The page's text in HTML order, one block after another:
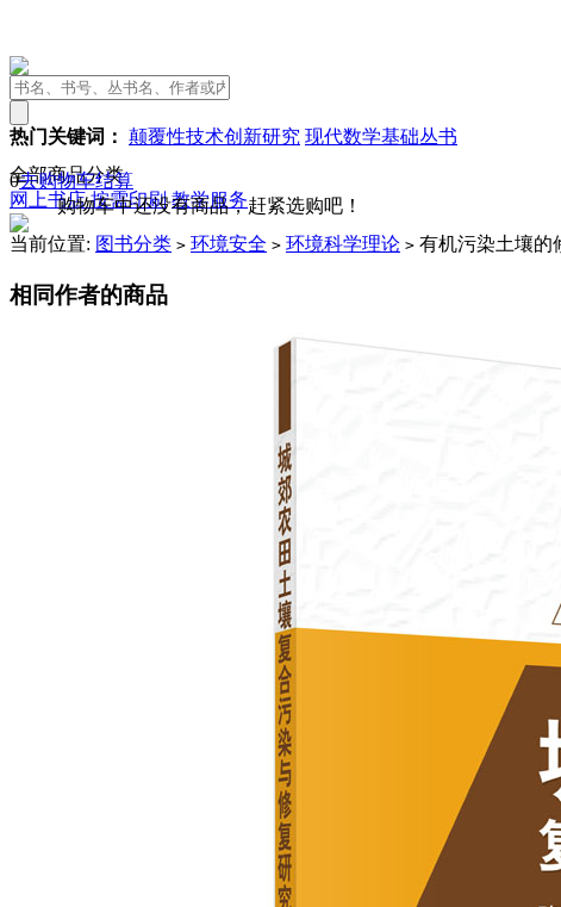
热门关键词： 颠覆性技术创新研究 现代数学基础丛书
0去购物车结算
购物车中还没有商品，赶紧选购吧！
全部商品分类
网上书店按需印刷 教学服务
当前位置: 图书分类 > 环境安全 > 环境科学理论 > 有机污染土壤的
相同作者的商品